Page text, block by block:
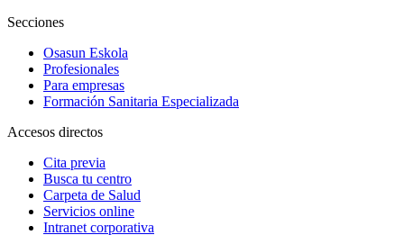
Secciones
Osasun Eskola
Profesionales
Para empresas
Formación Sanitaria Especializada
Accesos directos
Cita previa
Busca tu centro
Carpeta de Salud
Servicios online
Intranet corporativa